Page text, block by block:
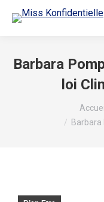
Barbara
loi
Accueil
Barbara